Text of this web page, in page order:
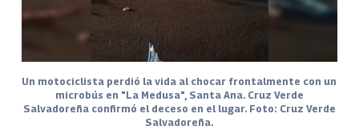
Un motociclista perdió la vida al chocar frontalmente con un
microbús en "La Medusa", Santa Ana. Cruz Verde
Salvadoreña confirmó el deceso en el lugar. Foto: Cruz Verde
Salvadoreña.